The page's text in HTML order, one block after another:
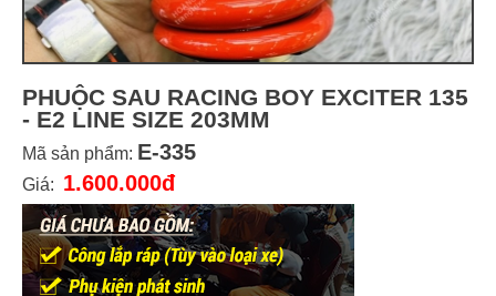
PHUỘC SAU RACING BOY EXCITER 135
- E2 LINE SIZE 203MM
Mã sản phẩm: E-335
Giá: 1.600.000đ